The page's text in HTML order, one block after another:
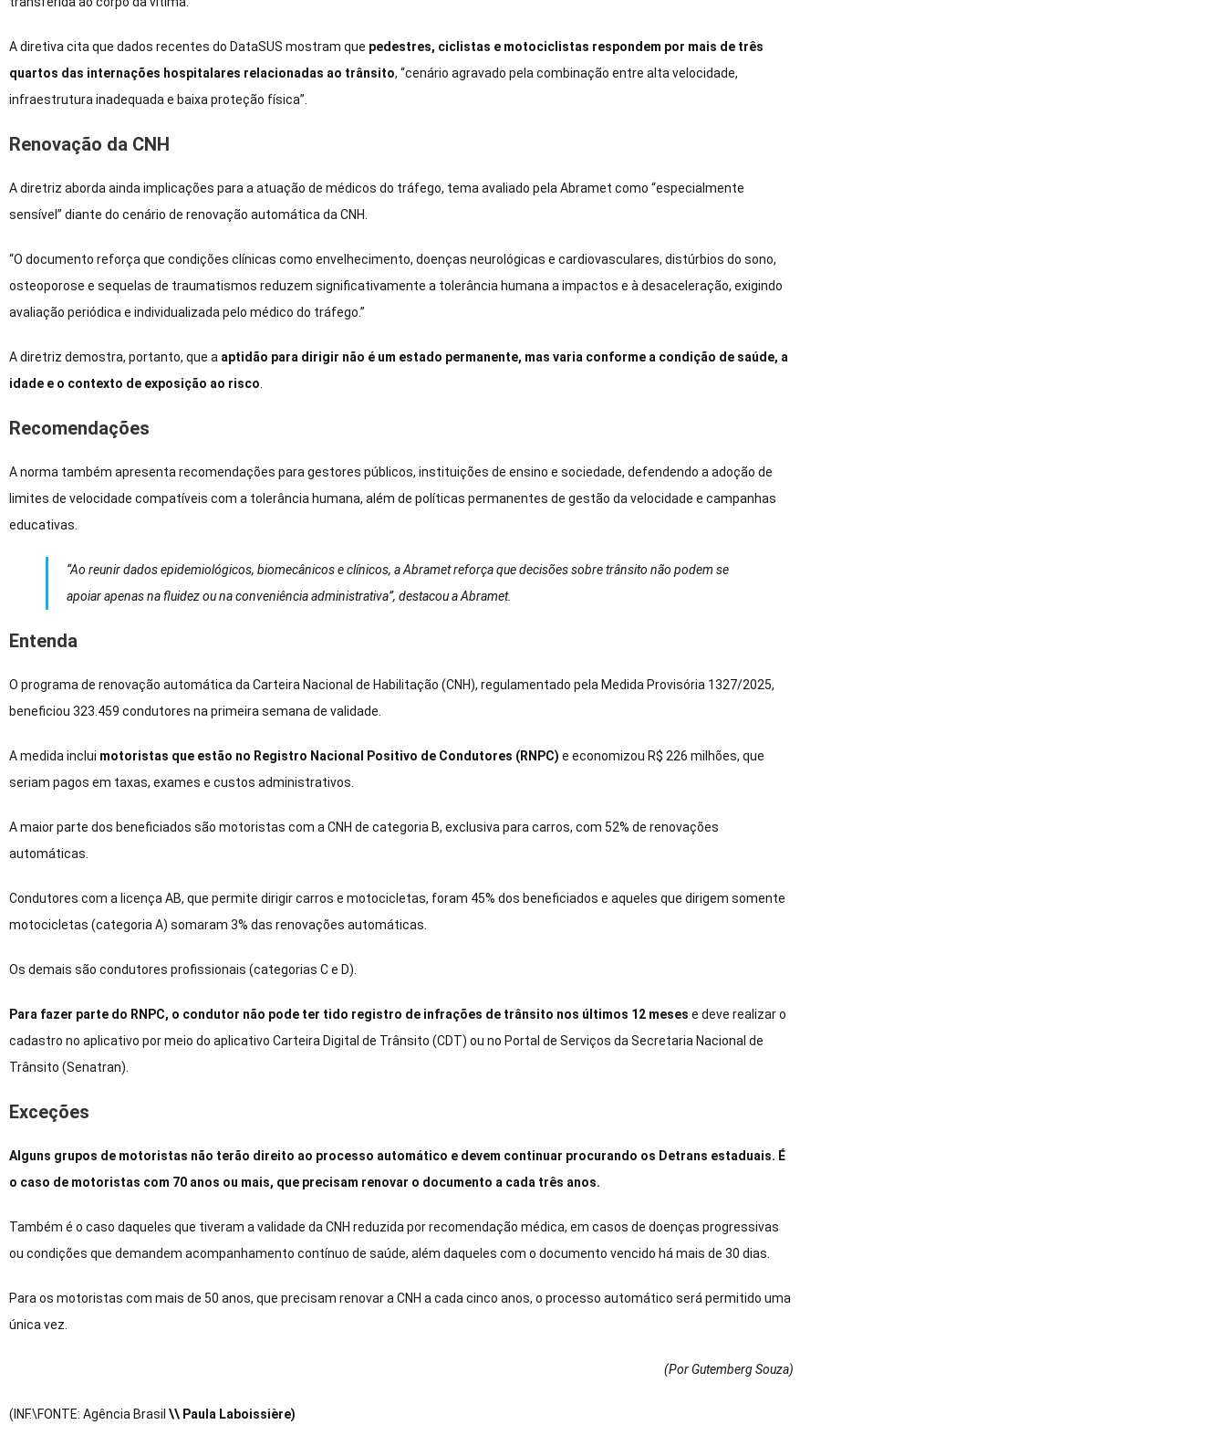
A diretiva cita que dados recentes do DataSUS mostram que pedestres, ciclistas e motociclistas respondem por mais de três
quartos das internações hospitalares relacionadas ao trânsito, “cenário agravado pela combinação entre alta velocidade,
infraestrutura inadequada e baixa proteção física”.
Renovação da CNH
A diretriz aborda ainda implicações para a atuação de médicos do tráfego, tema avaliado pela Abramet como “especialmente
sensível” diante do cenário de renovação automática da CNH.
“O documento reforça que condições clínicas como envelhecimento, doenças neurológicas e cardiovasculares, distúrbios do sono,
osteoporose e sequelas de traumatismos reduzem significativamente a tolerância humana a impactos e à desaceleração, exigindo
avaliação periódica e individualizada pelo médico do tráfego.”
A diretriz demostra, portanto, que a aptidão para dirigir não é um estado permanente, mas varia conforme a condição de saúde, a
idade e o contexto de exposição ao risco.
Recomendações
A norma também apresenta recomendações para gestores públicos, instituições de ensino e sociedade, defendendo a adoção de
limites de velocidade compatíveis com a tolerância humana, além de políticas permanentes de gestão da velocidade e campanhas
educativas.
“Ao reunir dados epidemiológicos, biomecânicos e clínicos, a Abramet reforça que decisões sobre trânsito não podem se
apoiar apenas na fluidez ou na conveniência administrativa”, destacou a Abramet.
Entenda
O programa de renovação automática da Carteira Nacional de Habilitação (CNH), regulamentado pela Medida Provisória 1327/2025,
beneficiou 323.459 condutores na primeira semana de validade.
A medida inclui motoristas que estão no Registro Nacional Positivo de Condutores (RNPC) e economizou R$ 226 milhões, que
seriam pagos em taxas, exames e custos administrativos.
A maior parte dos beneficiados são motoristas com a CNH de categoria B, exclusiva para carros, com 52% de renovações
automáticas.
Condutores com a licença AB, que permite dirigir carros e motocicletas, foram 45% dos beneficiados e aqueles que dirigem somente
motocicletas (categoria A) somaram 3% das renovações automáticas.
Os demais são condutores profissionais (categorias C e D).
Para fazer parte do RNPC, o condutor não pode ter tido registro de infrações de trânsito nos últimos 12 meses e deve realizar o
cadastro no aplicativo por meio do aplicativo Carteira Digital de Trânsito (CDT) ou no Portal de Serviços da Secretaria Nacional de
Trânsito (Senatran).
Exceções
Alguns grupos de motoristas não terão direito ao processo automático e devem continuar procurando os Detrans estaduais. É
o caso de motoristas com 70 anos ou mais, que precisam renovar o documento a cada três anos.
Também é o caso daqueles que tiveram a validade da CNH reduzida por recomendação médica, em casos de doenças progressivas
ou condições que demandem acompanhamento contínuo de saúde, além daqueles com o documento vencido há mais de 30 dias.
Para os motoristas com mais de 50 anos, que precisam renovar a CNH a cada cinco anos, o processo automático será permitido uma
única vez.
(Por Gutemberg Souza)
(INF.\FONTE: Agência Brasil \\ Paula Laboissière)